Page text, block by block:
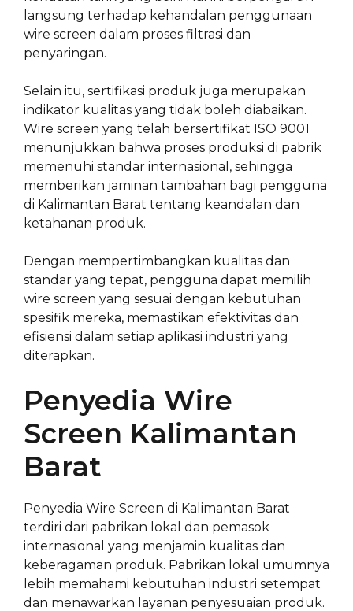
langsung terhadap kehandalan penggunaan
wire screen dalam proses filtrasi dan
penyaringan.
Selain itu, sertifikasi produk juga merupakan
indikator kualitas yang tidak boleh diabaikan.
Wire screen yang telah bersertifikat ISO 9001
menunjukkan bahwa proses produksi di pabrik
memenuhi standar internasional, sehingga
memberikan jaminan tambahan bagi pengguna
di Kalimantan Barat tentang keandalan dan
ketahanan produk.
Dengan mempertimbangkan kualitas dan
standar yang tepat, pengguna dapat memilih
wire screen yang sesuai dengan kebutuhan
spesifik mereka, memastikan efektivitas dan
efisiensi dalam setiap aplikasi industri yang
diterapkan.
Penyedia Wire
Screen Kalimantan
Barat
Penyedia Wire Screen di Kalimantan Barat
terdiri dari pabrikan lokal dan pemasok
internasional yang menjamin kualitas dan
keberagaman produk. Pabrikan lokal umumnya
lebih memahami kebutuhan industri setempat
dan menawarkan layanan penyesuaian produk.